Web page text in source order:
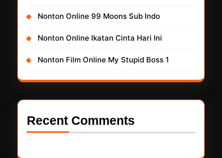
Nonton Online 99 Moons Sub Indo
Nonton Online Ikatan Cinta Hari Ini
Nonton Film Online My Stupid Boss 1
Recent Comments